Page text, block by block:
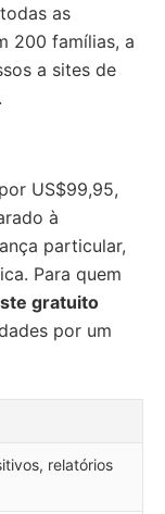
as
200 famílias, a
a sites de
US$99,95,
à
particular,
Para quem
gratuito
por um
relatórios